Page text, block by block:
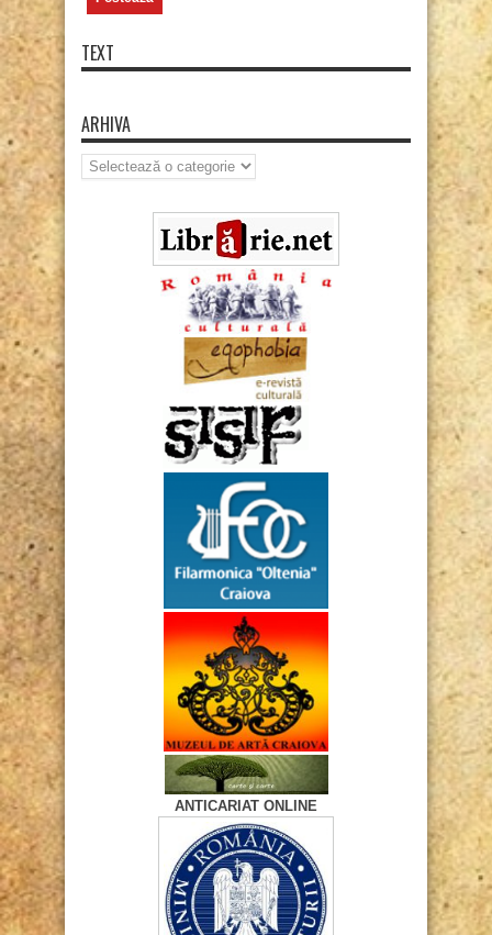
TEXT
ARHIVA
Arhiva
ANTICARIAT ONLINE